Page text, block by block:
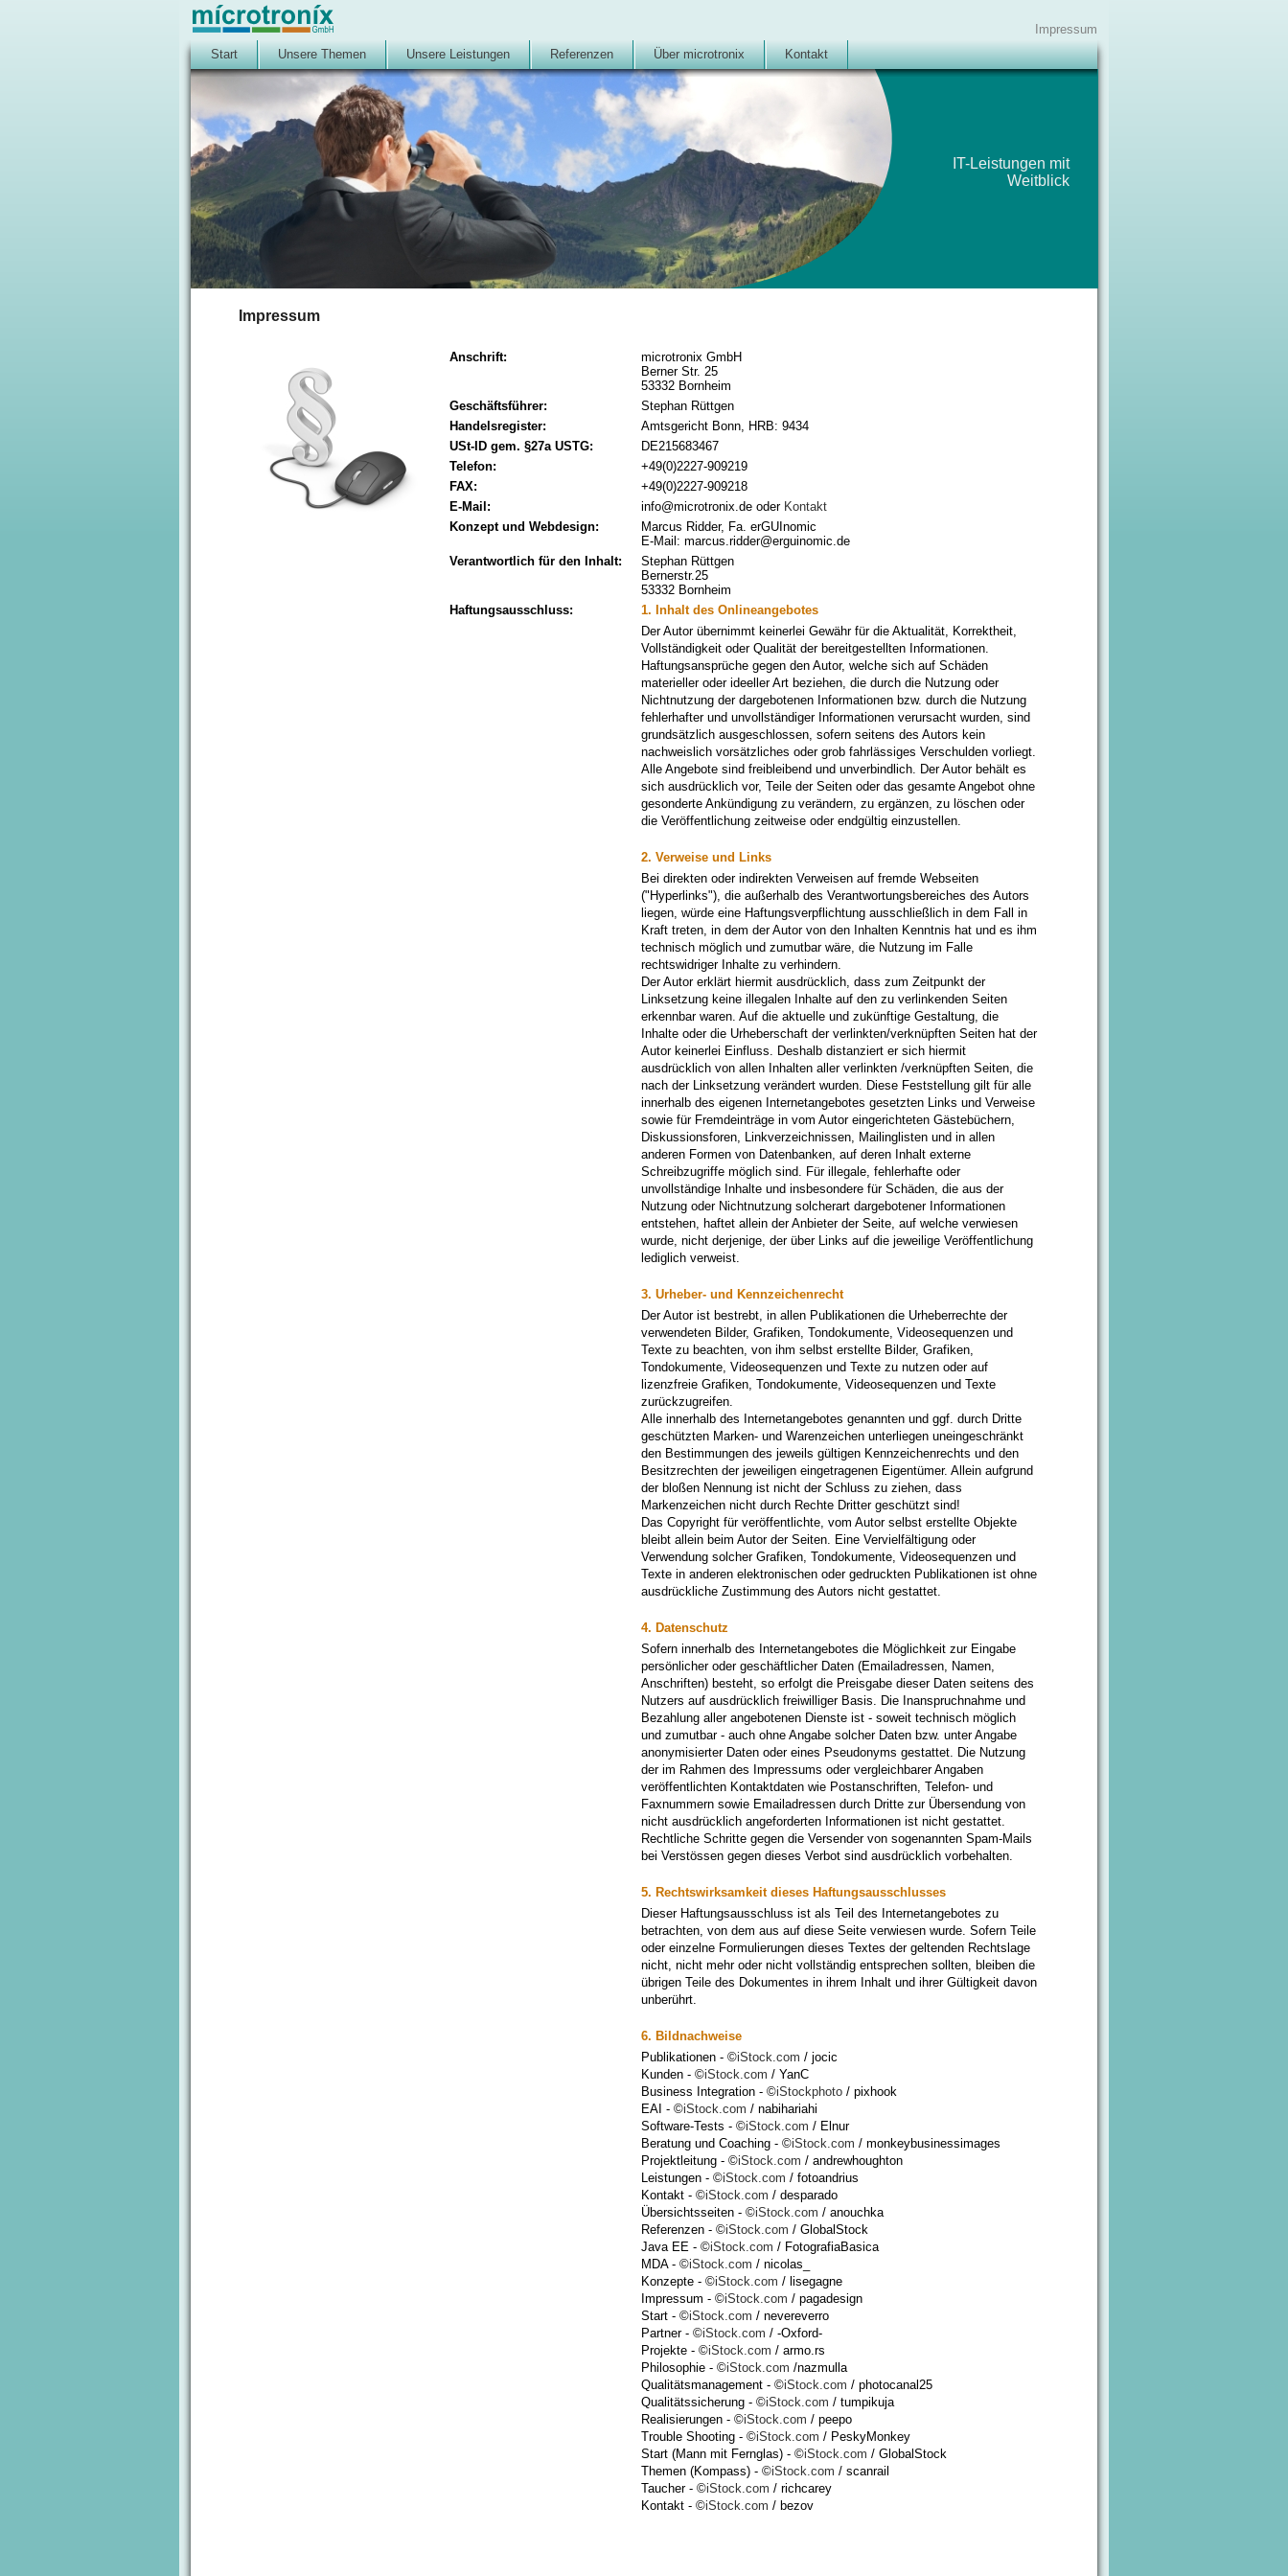
Impressum
Start
Unsere Themen Unsere Leistungen Referenzen Über microtronix Kontakt
IT-Leistungen mit
Weitblick
Impressum
Anschrift:
microtronix GmbH
Berner Str. 25
53332 Bornheim
Geschäftsführer:
Stephan Rüttgen
Handelsregister:
Amtsgericht Bonn, HRB: 9434
USt-ID gem. §27a USTG:
DE215683467
Telefon:
+49(0)2227-909219
FAX:
+49(0)2227-909218
E-Mail:
info@microtronix.de oder Kontakt
Konzept und Webdesign:
Marcus Ridder, Fa. erGUInomic
E-Mail: marcus.ridder@erguinomic.de
Verantwortlich für den Inhalt:
Stephan Rüttgen
Bernerstr.25
53332 Bornheim
Haftungsausschluss:
1. Inhalt des Onlineangebotes
Der Autor übernimmt keinerlei Gewähr für die Aktualität, Korrektheit,
Vollständigkeit oder Qualität der bereitgestellten Informationen.
Haftungsansprüche gegen den Autor, welche sich auf Schäden
materieller oder ideeller Art beziehen, die durch die Nutzung oder
Nichtnutzung der dargebotenen Informationen bzw. durch die Nutzung
fehlerhafter und unvollständiger Informationen verursacht wurden, sind
grundsätzlich ausgeschlossen, sofern seitens des Autors kein
nachweislich vorsätzliches oder grob fahrlässiges Verschulden vorliegt.
Alle Angebote sind freibleibend und unverbindlich. Der Autor behält es
sich ausdrücklich vor, Teile der Seiten oder das gesamte Angebot ohne
gesonderte Ankündigung zu verändern, zu ergänzen, zu löschen oder
die Veröffentlichung zeitweise oder endgültig einzustellen.
2. Verweise und Links
Bei direkten oder indirekten Verweisen auf fremde Webseiten
("Hyperlinks"), die außerhalb des Verantwortungsbereiches des Autors
liegen, würde eine Haftungsverpflichtung ausschließlich in dem Fall in
Kraft treten, in dem der Autor von den Inhalten Kenntnis hat und es ihm
technisch möglich und zumutbar wäre, die Nutzung im Falle
rechtswidriger Inhalte zu verhindern.
Der Autor erklärt hiermit ausdrücklich, dass zum Zeitpunkt der
Linksetzung keine illegalen Inhalte auf den zu verlinkenden Seiten
erkennbar waren. Auf die aktuelle und zukünftige Gestaltung, die
Inhalte oder die Urheberschaft der verlinkten/verknüpften Seiten hat der
Autor keinerlei Einfluss. Deshalb distanziert er sich hiermit
ausdrücklich von allen Inhalten aller verlinkten /verknüpften Seiten, die
nach der Linksetzung verändert wurden. Diese Feststellung gilt für alle
innerhalb des eigenen Internetangebotes gesetzten Links und Verweise
sowie für Fremdeinträge in vom Autor eingerichteten Gästebüchern,
Diskussionsforen, Linkverzeichnissen, Mailinglisten und in allen
anderen Formen von Datenbanken, auf deren Inhalt externe
Schreibzugriffe möglich sind. Für illegale, fehlerhafte oder
unvollständige Inhalte und insbesondere für Schäden, die aus der
Nutzung oder Nichtnutzung solcherart dargebotener Informationen
entstehen, haftet allein der Anbieter der Seite, auf welche verwiesen
wurde, nicht derjenige, der über Links auf die jeweilige Veröffentlichung
lediglich verweist.
3. Urheber- und Kennzeichenrecht
Der Autor ist bestrebt, in allen Publikationen die Urheberrechte der
verwendeten Bilder, Grafiken, Tondokumente, Videosequenzen und
Texte zu beachten, von ihm selbst erstellte Bilder, Grafiken,
Tondokumente, Videosequenzen und Texte zu nutzen oder auf
lizenzfreie Grafiken, Tondokumente, Videosequenzen und Texte
zurückzugreifen.
Alle innerhalb des Internetangebotes genannten und ggf. durch Dritte
geschützten Marken- und Warenzeichen unterliegen uneingeschränkt
den Bestimmungen des jeweils gültigen Kennzeichenrechts und den
Besitzrechten der jeweiligen eingetragenen Eigentümer. Allein aufgrund
der bloßen Nennung ist nicht der Schluss zu ziehen, dass
Markenzeichen nicht durch Rechte Dritter geschützt sind!
Das Copyright für veröffentlichte, vom Autor selbst erstellte Objekte
bleibt allein beim Autor der Seiten. Eine Vervielfältigung oder
Verwendung solcher Grafiken, Tondokumente, Videosequenzen und
Texte in anderen elektronischen oder gedruckten Publikationen ist ohne
ausdrückliche Zustimmung des Autors nicht gestattet.
4. Datenschutz
Sofern innerhalb des Internetangebotes die Möglichkeit zur Eingabe
persönlicher oder geschäftlicher Daten (Emailadressen, Namen,
Anschriften) besteht, so erfolgt die Preisgabe dieser Daten seitens des
Nutzers auf ausdrücklich freiwilliger Basis. Die Inanspruchnahme und
Bezahlung aller angebotenen Dienste ist - soweit technisch möglich
und zumutbar - auch ohne Angabe solcher Daten bzw. unter Angabe
anonymisierter Daten oder eines Pseudonyms gestattet. Die Nutzung
der im Rahmen des Impressums oder vergleichbarer Angaben
veröffentlichten Kontaktdaten wie Postanschriften, Telefon- und
Faxnummern sowie Emailadressen durch Dritte zur Übersendung von
nicht ausdrücklich angeforderten Informationen ist nicht gestattet.
Rechtliche Schritte gegen die Versender von sogenannten Spam-Mails
bei Verstössen gegen dieses Verbot sind ausdrücklich vorbehalten.
5. Rechtswirksamkeit dieses Haftungsausschlusses
Dieser Haftungsausschluss ist als Teil des Internetangebotes zu
betrachten, von dem aus auf diese Seite verwiesen wurde. Sofern Teile
oder einzelne Formulierungen dieses Textes der geltenden Rechtslage
nicht, nicht mehr oder nicht vollständig entsprechen sollten, bleiben die
übrigen Teile des Dokumentes in ihrem Inhalt und ihrer Gültigkeit davon
unberührt.
6. Bildnachweise
Publikationen - ©iStock.com / jocic
Kunden - ©iStock.com / YanC
Business Integration - ©iStockphoto / pixhook
EAI - ©iStock.com / nabihariahi
Software-Tests - ©iStock.com / Elnur
Beratung und Coaching - ©iStock.com / monkeybusinessimages
Projektleitung - ©iStock.com / andrewhoughton
Leistungen - ©iStock.com / fotoandrius
Kontakt - ©iStock.com / desparado
Übersichtsseiten - ©iStock.com / anouchka
Referenzen - ©iStock.com / GlobalStock
Java EE - ©iStock.com / FotografiaBasica
MDA - ©iStock.com / nicolas_
Konzepte - ©iStock.com / lisegagne
Impressum - ©iStock.com / pagadesign
Start - ©iStock.com / nevereverro
Partner - ©iStock.com / -Oxford-
Projekte - ©iStock.com / armo.rs
Philosophie - ©iStock.com /nazmulla
Qualitätsmanagement - ©iStock.com / photocanal25
Qualitätssicherung - ©iStock.com / tumpikuja
Realisierungen - ©iStock.com / peepo
Trouble Shooting - ©iStock.com / PeskyMonkey
Start (Mann mit Fernglas) - ©iStock.com / GlobalStock
Themen (Kompass) - ©iStock.com / scanrail
Taucher - ©iStock.com / richcarey
Kontakt - ©iStock.com / bezov